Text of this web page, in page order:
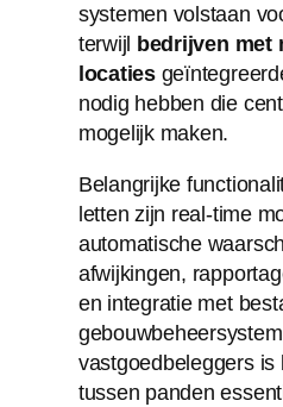
systemen volstaan
terwijl bedrijven met
locaties
nodig hebben die
mogelijk maken.
Belangrijke
letten zijn real-time
automatische
afwijkingen,
en integratie met
vastgoedbeleggers is
tussen panden